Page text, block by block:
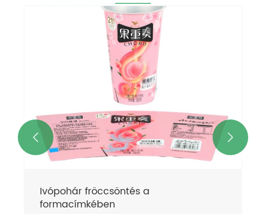
Műanyag csésze fröccsöntés 3D-s
formacímkében
 